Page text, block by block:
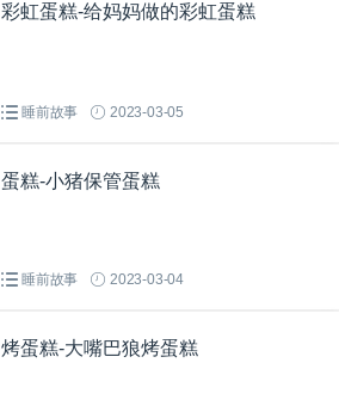
彩虹蛋糕-给妈妈做的彩虹蛋糕
睡前故事 2023-03-05
蛋糕-小猪保管蛋糕
睡前故事 2023-03-04
烤蛋糕-大嘴巴狼烤蛋糕